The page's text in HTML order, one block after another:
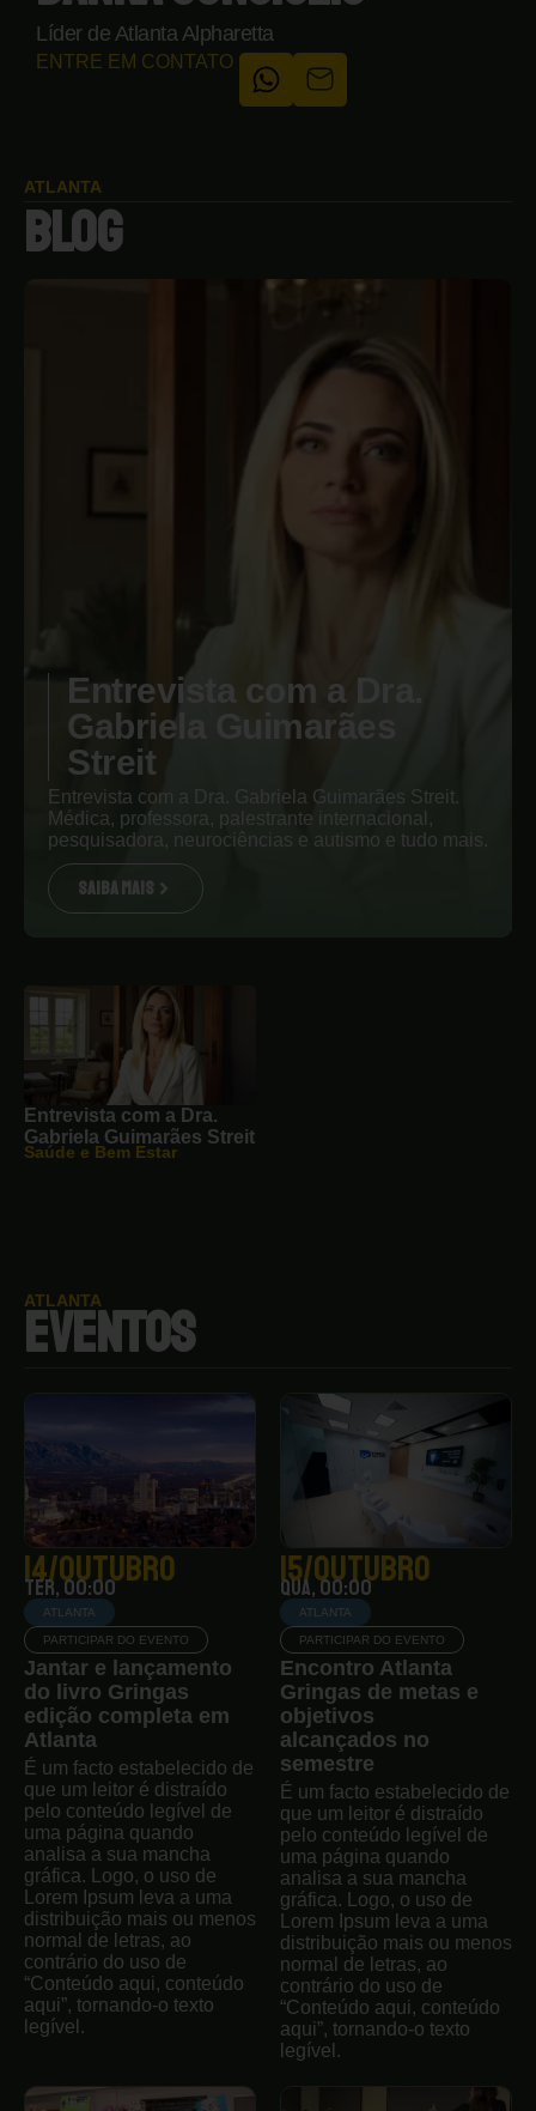
Líder de Atlanta Alpharetta
ENTRE EM CONTATO
ATLANTA
BLOG
Entrevista com a Dra.
Gabriela Guimarães
Streit
Entrevista com a Dra. Gabriela Guimarães Streit.
Médica, professora, palestrante internacional,
pesquisadora, neurociências e autismo e tudo mais.
SAIBA MAIS
Entrevista com a Dra.
Gabriela Guimarães Streit
Saúde e Bem Estar
ATLANTA
EVENTOS
14/outubro
ter, 00:00
ATLANTA
PARTICIPAR DO EVENTO
Jantar e lançamento
do livro Gringas
edição completa em
Atlanta
É um facto estabelecido de
que um leitor é distraído
pelo conteúdo legível de
uma página quando
analisa a sua mancha
gráfica. Logo, o uso de
Lorem Ipsum leva a uma
distribuição mais ou menos
normal de letras, ao
contrário do uso de
“Conteúdo aqui, conteúdo
aqui”, tornando-o texto
legível.
15/outubro
qua, 00:00
ATLANTA
PARTICIPAR DO EVENTO
Encontro Atlanta
Gringas de metas e
objetivos
alcançados no
semestre
É um facto estabelecido de
que um leitor é distraído
pelo conteúdo legível de
uma página quando
analisa a sua mancha
gráfica. Logo, o uso de
Lorem Ipsum leva a uma
distribuição mais ou menos
normal de letras, ao
contrário do uso de
“Conteúdo aqui, conteúdo
aqui”, tornando-o texto
legível.